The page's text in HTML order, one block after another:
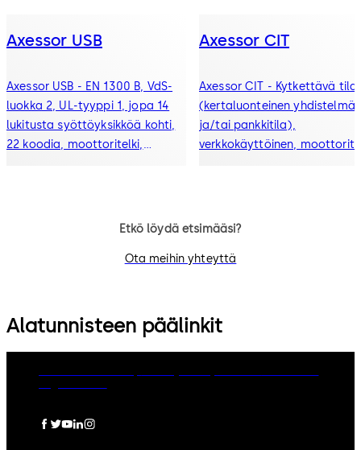
Axessor USB
Axessor USB - EN 1300 B, VdS-
luokka 2, UL-tyyppi 1, jopa 14
lukitusta syöttöyksikköä kohti,
22 koodia, moottoritelki,
Axessor CIT
Axessor CIT - Kytkettävä tila
(kertaluonteinen
ja/tai pankkitila),
verkkokäyttöinen,
Etkö löydä etsimääsi?
Ota meihin yhteyttä
Alatunnisteen päälinkit